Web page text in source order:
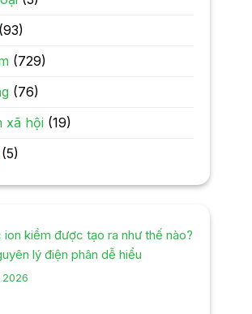
(729)
(76)
xã hội (19)
(5)
ion kiềm được tạo ra như thế nào?
lý điện phân dễ hiểu